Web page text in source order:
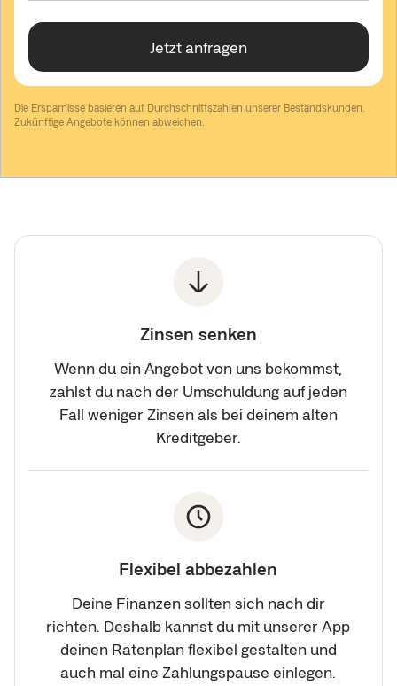
Jetzt anfragen
Die Ersparnisse basieren auf Durchschnittszahlen unserer Bestandskunden.
Zukünftige Angebote können abweichen.
Zinsen senken
Wenn du ein Angebot von uns bekommst,
zahlst du nach der Umschuldung auf jeden
Fall weniger Zinsen als bei deinem alten
Kreditgeber.
Flexibel abbezahlen
Deine Finanzen sollten sich nach dir
richten. Deshalb kannst du mit unserer App
deinen Ratenplan flexibel gestalten und
auch mal eine Zahlungspause einlegen.